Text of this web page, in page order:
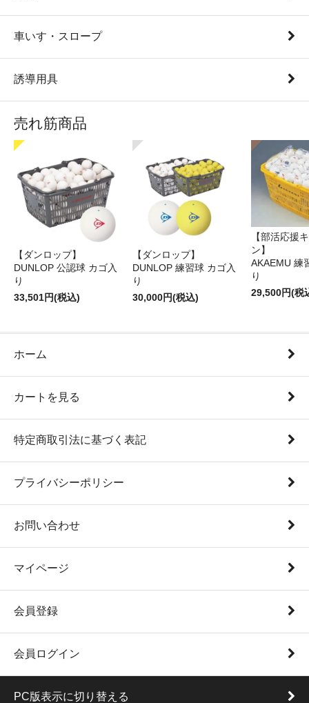
車いす・スロープ
誘導用具
売れ筋商品
【ダンロップ】
DUNLOP 公認球 カゴ入
り
33,501円(税込)
【ダンロップ】
DUNLOP 練習球 カゴ入
り
30,000円(税込)
【部活応援
ン】
AKAEMU 練
り
29,500円(税
ホーム
カートを見る
特定商取引法に基づく表記
プライバシーポリシー
お問い合わせ
マイページ
会員登録
会員ログイン
PC版表示に切り替える